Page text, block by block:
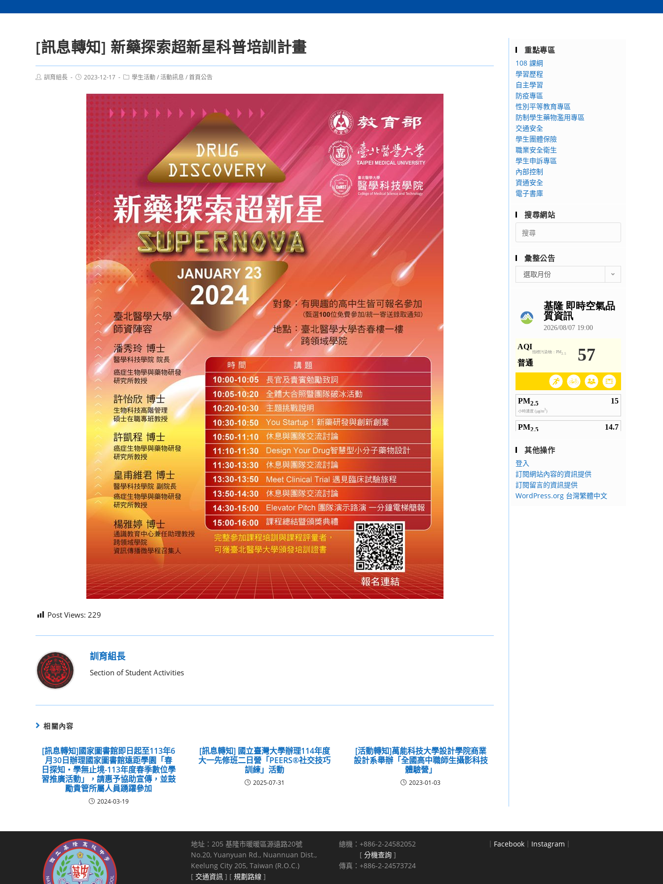
[訊息轉知] 新藥探索超新星科普培訓計畫
Post訓育組長
Post2023-12-17
Post學生活動/活動訊息 /首頁公告
Post Views: 229
訓育組長
Section of Student Activities
相關內容
[訊息轉知]國家圖書館即日起至113年6
月30日辦理國家圖書館遠距學園「春
日探知‧學無止境-113年度春季數位學
習推廣活動」，請惠予協助宣傳，並鼓
勵貴管所屬人員踴躍參加
2024-03-19
[訊息轉知] 國立臺灣大學辦理114年度
大一先修班二日營「PEERS®社交技巧
訓練」活動
2025-07-31
[活動轉知]萬能科技大學設計學院商業
設計系舉辦「全國高中職師生攝影科技
體驗營」
2023-01-03
重點專區
108 課綱
學習歷程
自主學習
防疫專區
性別平等教育專區
防制學生藥物濫用專區
交通安全
學生團體保險
職業安全衛生
學生申訴專區
內部控制
資通安全
電子書庫
搜尋網站
Search
for:
彙整公告
整
選取月份
其他操作
登入
訂閱網站內容的資訊提供
訂閱留言的資訊提供
WordPress.org 台灣繁體中文
地址：205 基隆市暖暖區源遠路20號
No.20, Yuanyuan Rd., Nuannuan Dist.,
Keelung City 205, Taiwan (R.O.C.)
[ 交通資訊 ] [ 規劃路線 ]
總機：+886-2-24582052
[ 分機查詢 ]
傳真：+886-2-24573724
｜ Facebook ｜ Instagram ｜